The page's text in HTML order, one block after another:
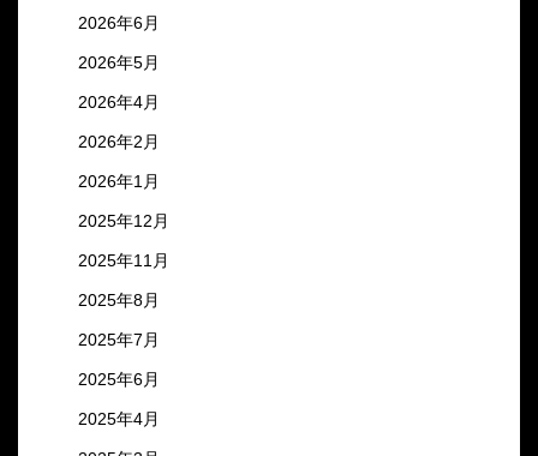
2026年6月
2026年5月
2026年4月
2026年2月
2026年1月
2025年12月
2025年11月
2025年8月
2025年7月
2025年6月
2025年4月